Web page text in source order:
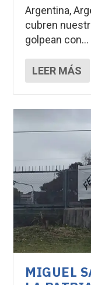
Argentina,
cubren
golpean con...
LEER MÁS
MIGUEL